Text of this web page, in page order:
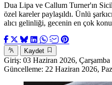
Dua Lipa ve Callum Turner'ın
özel kareler paylaşıldı. Ünlü
alıcı gelinliği, gecenin en çok
Kaydet
Giriş: 03 Haziran 2026, Çarşamba
Güncelleme: 22 Haziran 2026,